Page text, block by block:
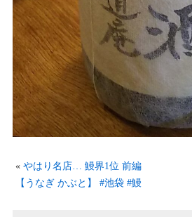
«やはり名店… 鰻界1位 前編
【うなぎ かぶと】 #池袋 #鰻